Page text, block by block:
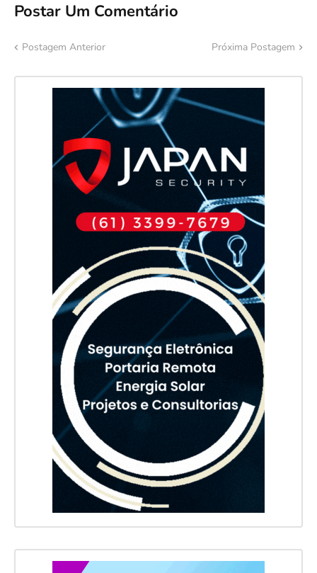
Postar Um Comentário
Postagem Anterior Próxima Postagem